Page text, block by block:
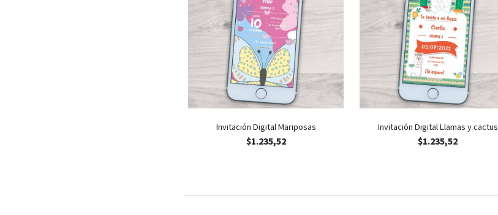
Invitación Digital Mariposas
$1.235,52
Invitación Digital Llamas y cactus
$1.235,52